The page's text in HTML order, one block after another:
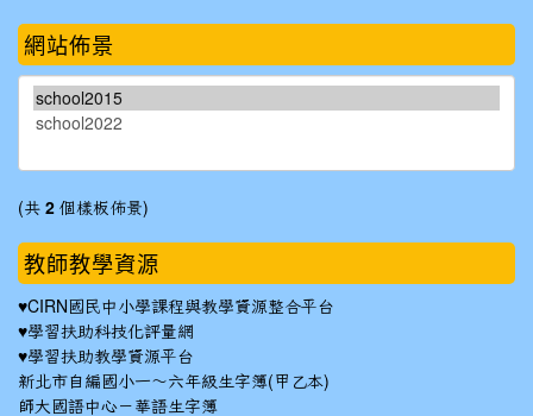
網站佈景
(共 2 個樣板佈景)
教師教學資源
♥CIRN國民中小學課程與教學資源整合平台
♥學習扶助科技化評量網
♥學習扶助教學資源平台
新北市自編國小一～六年級生字簿(甲乙本)
師大國語中心－華語生字簿